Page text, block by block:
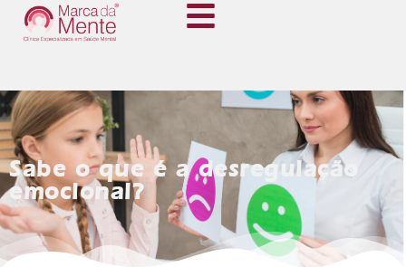
Sabe o que é a desregulação
emocional?